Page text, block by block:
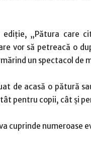
ediție, „Pătura care
vor să petreacă o
un spectacol de
de acasă o pătură
pentru copii, cât și
cuprinde numeroase